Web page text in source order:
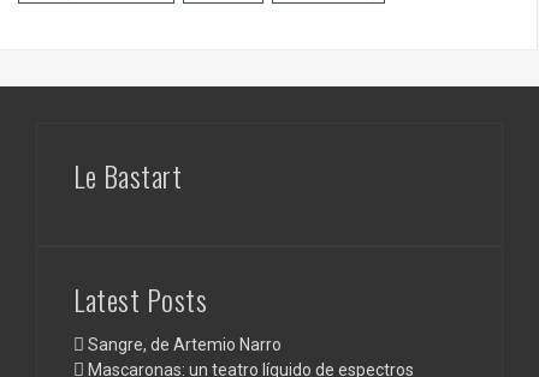
Le Bastart
Latest Posts
Sangre, de Artemio Narro
Mascaronas: un teatro líquido de espectros